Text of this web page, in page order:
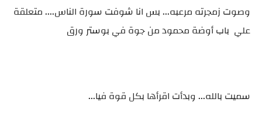
وصوت زمجرته مرعبه... بس انا شوفت سورة الناس.... متعلقة
علي باب أوضة محمود من جوة في بوستر ورق
سميت بالله... وبدأت اقرأها بكل قوة فيا...